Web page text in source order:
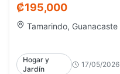
₡195,000
Tamarindo, Guanacaste
Hogar y
Jardín
17/05/2026